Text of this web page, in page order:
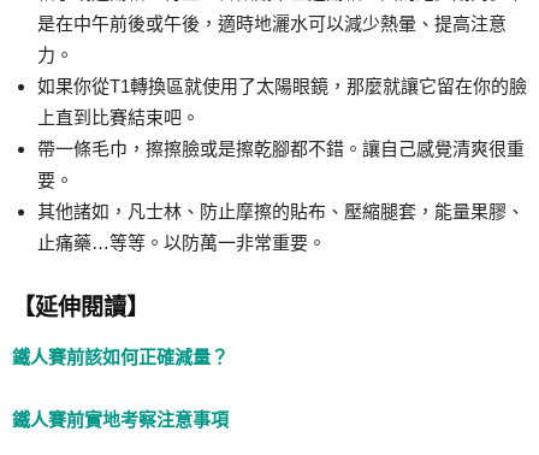
是在中午前後或午後，適時地灑水可以減少熱暈、提高注意
力。
如果你從T1轉換區就使用了太陽眼鏡，那麼就讓它留在你的臉
上直到比賽結束吧。
帶一條毛巾，擦擦臉或是擦乾腳都不錯。讓自己感覺清爽很重
要。
其他諸如，凡士林、防止摩擦的貼布、壓縮腿套，能量果膠、
止痛藥…等等。以防萬一非常重要。
【延伸閱讀】
鐵人賽前該如何正確減量？
鐵人賽前實地考察注意事項